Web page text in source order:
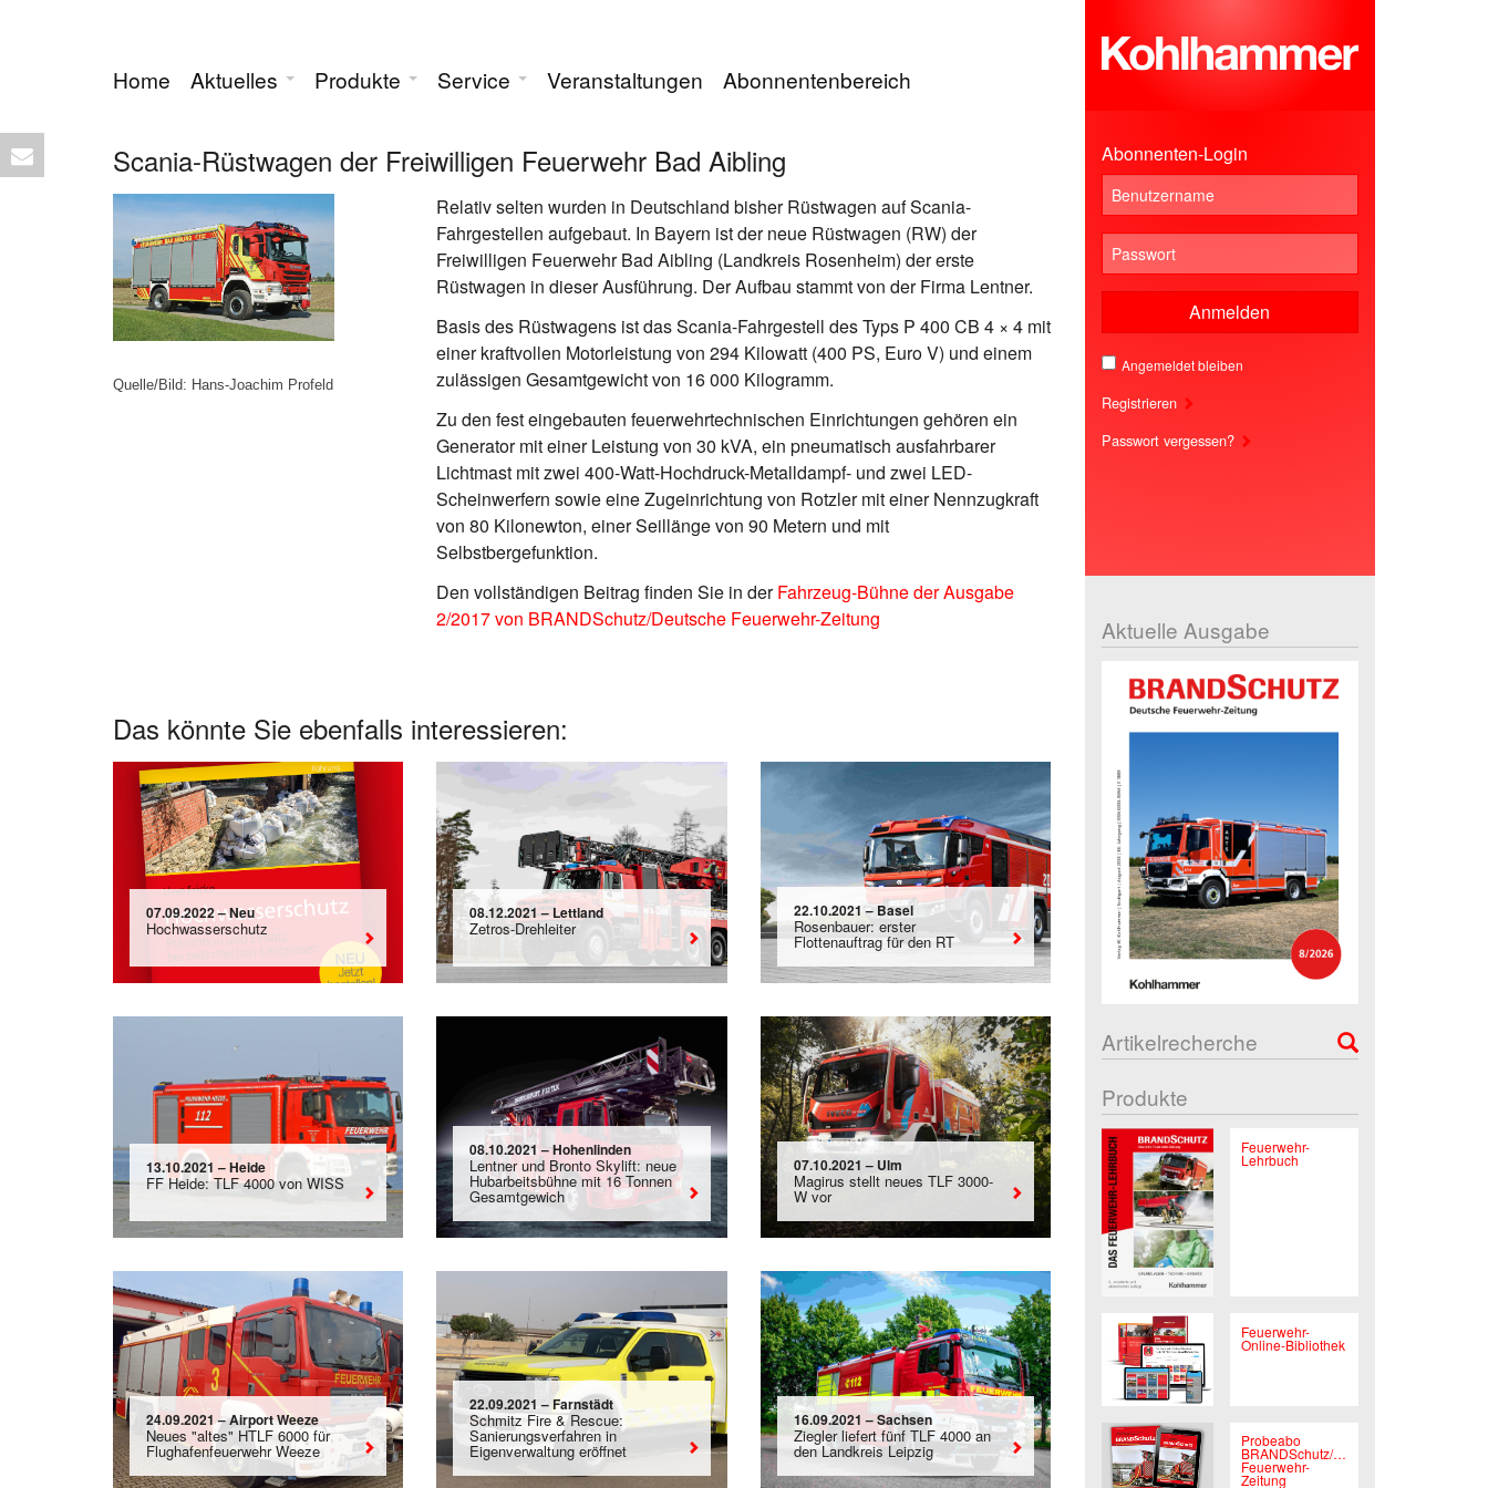
Home Aktuelles Produkte Service Veranstaltungen Abonnentenbereich
Scania-Rüstwagen der Freiwilligen Feuerwehr Bad Aibling
Quelle/Bild: Hans-Joachim Profeld
Relativ selten wurden in Deutschland bisher Rüstwagen auf Scania-
Fahrgestellen aufgebaut. In Bayern ist der neue Rüstwagen (RW) der
Freiwilligen Feuerwehr Bad Aibling (Landkreis Rosenheim) der erste
Rüstwagen in dieser Ausführung. Der Aufbau stammt von der Firma Lentner.
Basis des Rüstwagens ist das Scania-Fahrgestell des Typs P 400 CB 4 × 4 mit
einer kraftvollen Motorleistung von 294 Kilowatt (400 PS, Euro V) und einem
zulässigen Gesamtgewicht von 16 000 Kilogramm.
Zu den fest eingebauten feuerwehrtechnischen Einrichtungen gehören ein
Generator mit einer Leistung von 30 kVA, ein pneumatisch ausfahrbarer
Lichtmast mit zwei 400-Watt-Hochdruck-Metalldampf- und zwei LED-
Scheinwerfern sowie eine Zugeinrichtung von Rotzler mit einer Nennzugkraft
von 80 Kilonewton, einer Seillänge von 90 Metern und mit
Selbstbergefunktion.
Den vollständigen Beitrag finden Sie in derFahrzeug-Bühne der Ausgabe
2/2017 von BRANDSchutz/Deutsche Feuerwehr-Zeitung
Das könnte Sie ebenfalls interessieren:
07.09.2022 – Neu
Hochwasserschutz
08.12.2021 – Lettland
Zetros-Drehleiter
22.10.2021 – Basel
Rosenbauer: erster
Flottenauftrag für den RT
13.10.2021 – Heide
FF Heide: TLF 4000 von WISS
08.10.2021 – Hohenlinden
Lentner und Bronto Skylift: neue
Hubarbeitsbühne mit 16 Tonnen
Gesamtgewich
07.10.2021 – Ulm
Magirus stellt neues TLF 3000-
W vor
24.09.2021 – Airport Weeze
Neues "altes" HTLF 6000 für
Flughafenfeuerwehr Weeze
22.09.2021 – Farnstädt
Schmitz Fire & Rescue:
Sanierungsverfahren in
Eigenverwaltung eröffnet
16.09.2021 – Sachsen
Ziegler liefert fünf TLF 4000 an
den Landkreis Leipzig
Abonnenten-Login
Anmelden
Angemeldet bleiben
Registrieren
Passwort vergessen?
Aktuelle Ausgabe
Artikelrecherche
Produkte
Feuerwehr-
Lehrbuch
Feuerwehr-
Online-Bibliothek
Probeabo
BRANDSchutz/Deutsche
Feuerwehr-
Zeitung